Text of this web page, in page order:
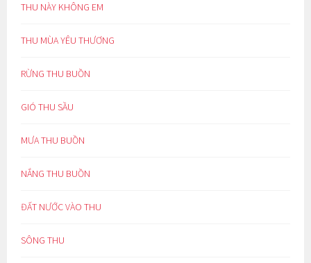
THU NÀY KHÔNG EM
THU MÙA YÊU THƯƠNG
RỪNG THU BUỒN
GIÓ THU SẦU
MƯA THU BUỒN
NẮNG THU BUỒN
ĐẤT NƯỚC VÀO THU
SÔNG THU